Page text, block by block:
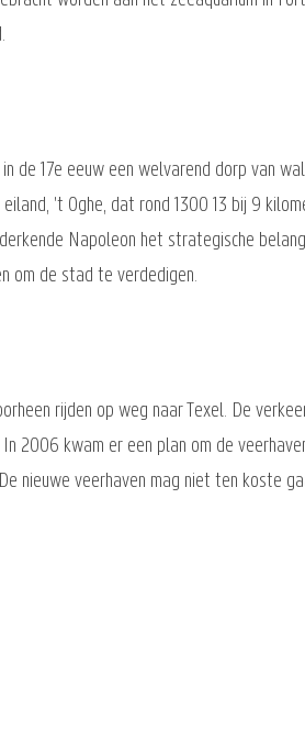
de 17e eeuw een welvarend dorp van
't Oghe, dat rond 1300 13 bij 9
Napoleon het strategische
om de stad te verdedigen.
rijden op weg naar Texel. De
2006 kwam er een plan om de
nieuwe veerhaven mag niet ten koste